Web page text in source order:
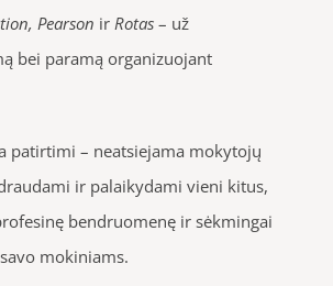
Pearson ir Rotas – už
bei paramą organizuojant
patirtimi – neatsiejama mokytojų
ir palaikydami vieni kitus,
bendruomenę ir sėkmingai
mokiniams.